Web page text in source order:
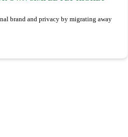
brand and privacy by migrating away